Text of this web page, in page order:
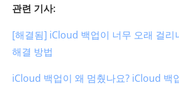
관련 기사:
[해결됨] iCloud 백업이 너무 오래 걸리
해결 방법
iCloud 백업이 왜 멈췄나요? iCloud 백